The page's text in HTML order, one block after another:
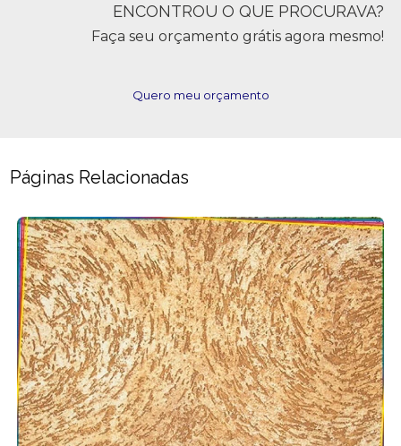
ENCONTROU O QUE PROCURAVA?
Faça seu orçamento grátis agora mesmo!
Quero meu orçamento
Páginas Relacionadas